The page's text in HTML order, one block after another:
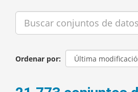
Ordenar por